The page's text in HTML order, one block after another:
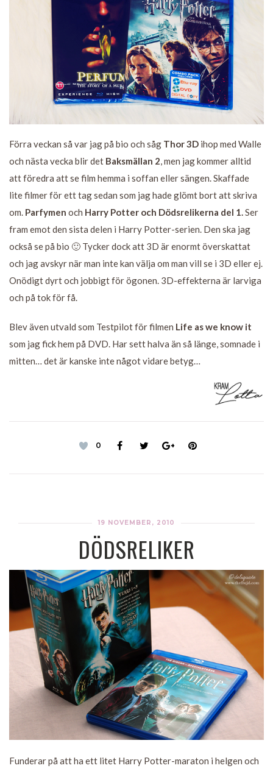
Förra veckan så var jag på bio och såg Thor 3D ihop med Walle
och nästa vecka blir det Baksmällan 2, men jag kommer alltid
att föredra att se film hemma i soffan eller sängen. Skaffade
lite filmer för ett tag sedan som jag hade glömt bort att skriva
om. Parfymen och Harry Potter och Dödsrelikerna del 1.Ser
fram emot den sista delen i Harry Potter-serien. Den ska jag
också se på bio 🙂 Tycker dock att 3D är enormt överskattat
och jag avskyr när man inte kan välja om man vill se i 3D eller ej.
Onödigt dyrt och jobbigt för ögonen. 3D-effekterna är larviga
och på tok för få.
Blev även utvald som Testpilot för filmen Life as we know it
som jag fick hem på DVD. Har sett halva än så länge, somnade i
mitten… det är kanske inte något vidare betyg…
0
19 NOVEMBER, 2010
DÖDSRELIKER
Funderar på att ha ett litet Harry Potter-maraton i helgen och